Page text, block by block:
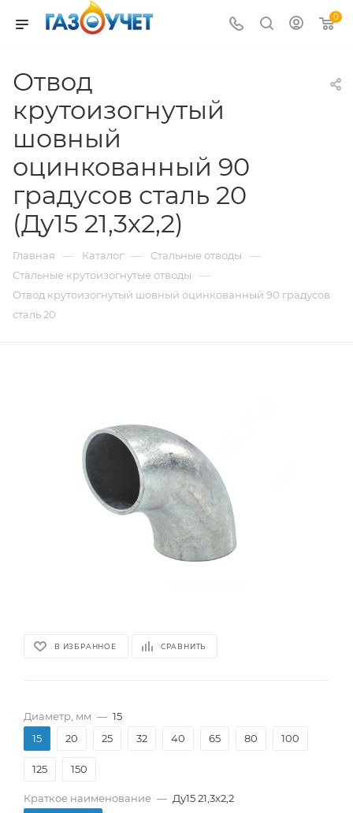
0
Отвод
крутоизогнутый
шовный
оцинкованный 90
градусов сталь 20
(Ду15 21,3х2,2)
Главная — Каталог — Стальные отводы —
Стальные крутоизогнутые отводы —
Отвод крутоизогнутый шовный оцинкованный 90 градусов
сталь 20
В ИЗБРАННОЕ СРАВНИТЬ
Диаметр, мм — 15
15
20 25 32 40 65 80 100
125 150
Краткое наименование — Ду15 21,3х2,2